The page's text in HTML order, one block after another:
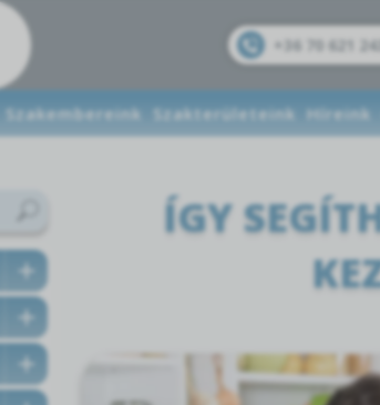
+36 70 621
Szakembereink Szakterületeink Híreink
ÍGY